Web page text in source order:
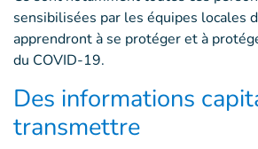
sensibilisées par les équipes locales
apprendront à se protéger et à
du COVID-19.
Des informations
transmettre